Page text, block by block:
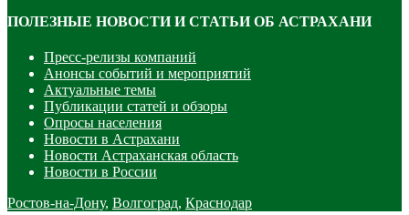
ПОЛЕЗНЫЕ НОВОСТИ И СТАТЬИ ОБ АСТРАХАНИ
Пресс-релизы компаний
Анонсы событий и мероприятий
Актуальные темы
Публикации статей и обзоры
Опросы населения
Новости в Астрахани
Новости Астраханская область
Новости в России
Ростов-на-Дону, Волгоград, Краснодар